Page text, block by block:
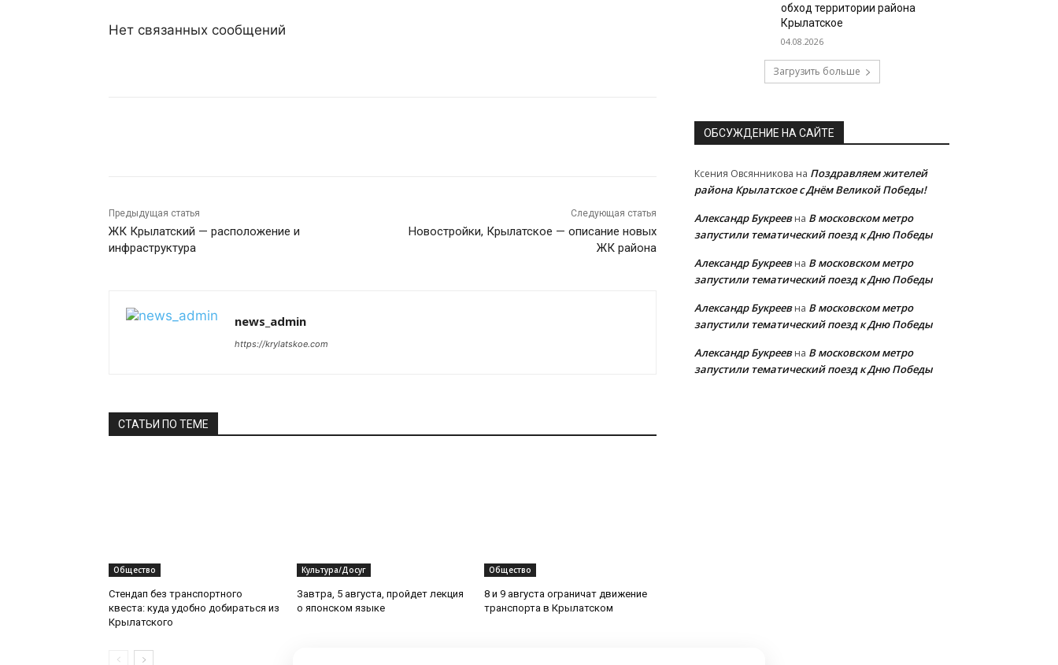
Нет связанных сообщений
Предыдущая статья
ЖК Крылатский — расположение и
инфраструктура
Следующая статья
Новостройки, Крылатское — описание новых
ЖК района
news_admin
https://krylatskoe.com
СТАТЬИ ПО ТЕМЕ
Общество
Стендап без транспортного
квеста: куда удобно добираться из
Крылатского
Культура/Досуг
Завтра, 5 августа, пройдет лекция
о японском языке
Общество
8 и 9 августа ограничат движение
транспорта в Крылатском
обход территории района
Крылатское
04.08.2026
Загрузить больше
ОБСУЖДЕНИЕ НА САЙТЕ
Ксения Овсянникова на Поздравляем жителей
района Крылатское с Днём Великой Победы!
Александр Букреевна В московском метро
запустили тематический поезд к Дню Победы
Александр Букреевна В московском метро
запустили тематический поезд к Дню Победы
Александр Букреевна В московском метро
запустили тематический поезд к Дню Победы
Александр Букреевна В московском метро
запустили тематический поезд к Дню Победы